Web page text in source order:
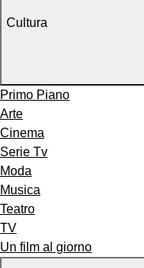
Cultura
Primo Piano
Arte
Cinema
Serie Tv
Moda
Musica
Teatro
TV
Un film al giorno